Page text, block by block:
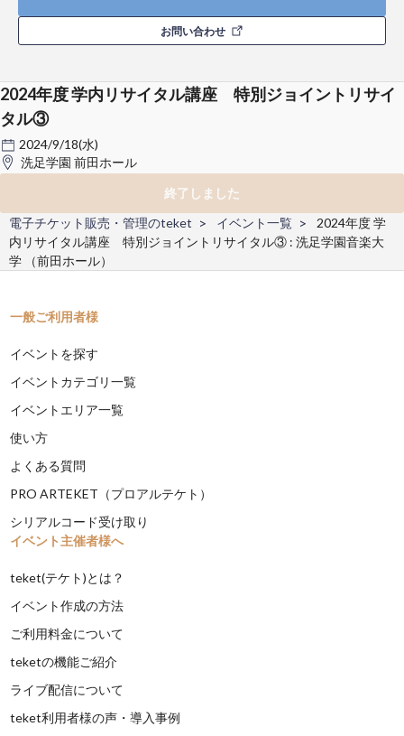
お問い合わせ
2024年度 学内リサイタル講座 特別ジョイントリサイ
タル③
2024/9/18(水)
洗足学園 前田ホール
終了しました
電子チケット販売・管理のteket
イベント一覧
2024年度 学
内リサイタル講座 特別ジョイントリサイタル③ : 洗足学園音楽大
学 （前田ホール）
一般ご利用者様
イベントを探す
イベントカテゴリ一覧
イベントエリア一覧
使い方
よくある質問
PRO ARTEKET（プロアルテケト）
シリアルコード受け取り
イベント主催者様へ
teket(テケト)とは？
イベント作成の方法
ご利用料金について
teketの機能ご紹介
ライブ配信について
teket利用者様の声・導入事例